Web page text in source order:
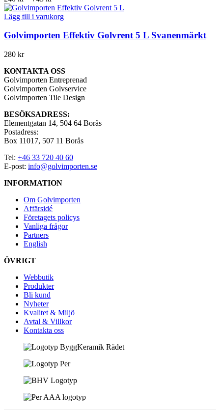
varianter.
De
olika
alternativen
kan
240 kr
till
Lägg till i varukorg
Golvimporten Effektiv Golvrent 5 L Svanenmärkt
280 kr
KONTAKTA OSS
Golvimporten Entreprenad
Golvimporten Golvservice
Golvimporten Tile Design
BESÖKSADRESS:
Elementgatan 14, 504 64 Borås
Postadress:
Box 11017, 507 11 Borås
Tel: +46 33 720 40 60
E-post: info@golvimporten.se
INFORMATION
Om Golvimporten
Affärsidé
Företagets policys
Vanliga frågor
Partners
English
ÖVRIGT
Webbutik
Produkter
Bli kund
Nyheter
Kvalitet & Miljö
Avtal & Villkor
Kontakta oss